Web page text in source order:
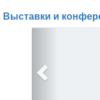
Выставки и